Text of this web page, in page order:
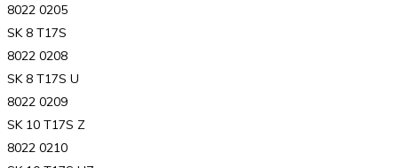
8022 0205
SK 8 T17S
8022 0208
SK 8 T17S U
8022 0209
SK 10 T17S Z
8022 0210